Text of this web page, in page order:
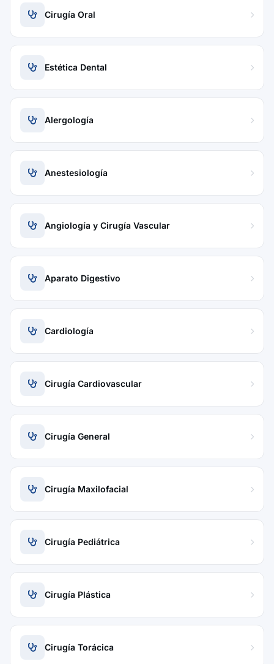
Cirugía Oral
Estética Dental
Alergología
Anestesiología
Angiología y Cirugía Vascular
Aparato Digestivo
Cardiología
Cirugía Cardiovascular
Cirugía General
Cirugía Maxilofacial
Cirugía Pediátrica
Cirugía Plástica
Cirugía Torácica